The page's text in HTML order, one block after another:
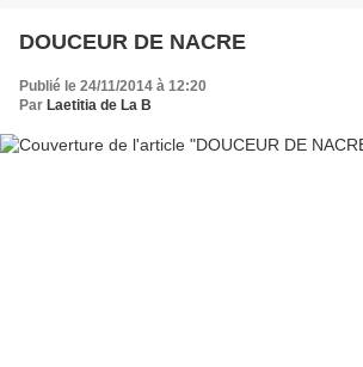
DOUCEUR DE NACRE
Publié le 24/11/2014 à 12:20
Par Laetitia de La B